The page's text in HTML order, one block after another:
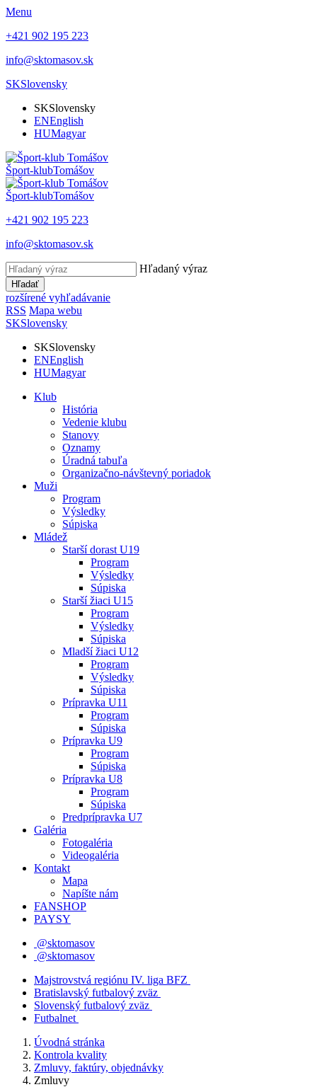
Menu
+421 902 195 223
info@sktomasov.sk
SKSlovensky
SKSlovensky
ENEnglish
HUMagyar
Šport-klubTomášov
Šport-klubTomášov
+421 902 195 223
info@sktomasov.sk
Hľadaný výraz
Hľadať
rozšírené vyhľadávanie
RSS Mapa webu
SKSlovensky
SKSlovensky
ENEnglish
HUMagyar
Klub
História
Vedenie klubu
Stanovy
Oznamy
Úradná tabuľa
Organizačno-návštevný poriadok
Muži
Program
Výsledky
Súpiska
Mládež
Starší dorast U19
Program
Výsledky
Súpiska
Starší žiaci U15
Program
Výsledky
Súpiska
Mladší žiaci U12
Program
Výsledky
Súpiska
Prípravka U11
Program
Súpiska
Prípravka U9
Program
Súpiska
Prípravka U8
Program
Súpiska
Predprípravka U7
Galéria
Fotogaléria
Videogaléria
Kontakt
Mapa
Napíšte nám
FANSHOP
PAYSY
@sktomasov
@sktomasov
Majstrovstvá regiónu IV. liga BFZ
Bratislavský futbalový zväz
Slovenský futbalový zväz
Futbalnet
Úvodná stránka
Kontrola kvality
Zmluvy, faktúry, objednávky
Zmluvy